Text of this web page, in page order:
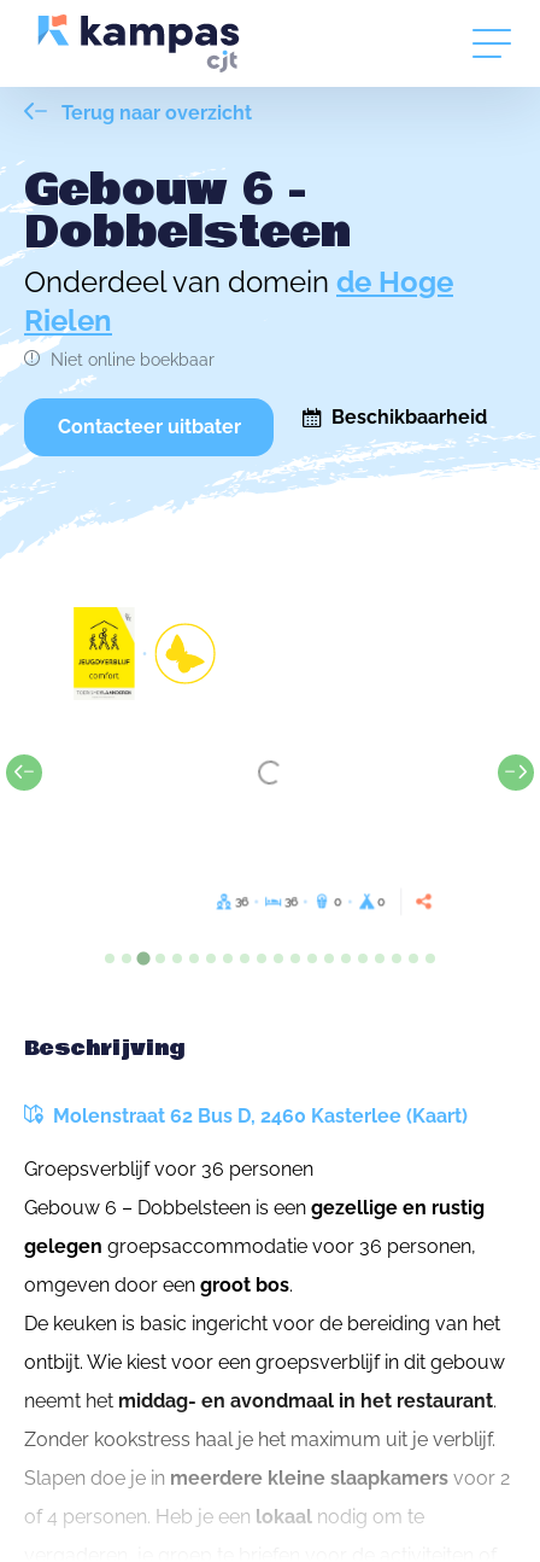
Terug naar overzicht
Gebouw 6 -
Dobbelsteen
Onderdeel van domein de Hoge
Rielen
Niet online boekbaar
Contacteer uitbater Beschikbaarheid
36 36 0 0
Beschrijving
Molenstraat 62 Bus D, 2460 Kasterlee (Kaart)
Groepsverblijf voor 36 personen
Gebouw 6 – Dobbelsteen is een gezellige en rustig
gelegen groepsaccommodatie voor 36 personen,
omgeven door een groot bos.
De keuken is basic ingericht voor de bereiding van het
ontbijt. Wie kiest voor een groepsverblijf in dit gebouw
neemt het middag- en avondmaal in het restaurant.
Zonder kookstress haal je het maximum uit je verblijf.
Slapen doe je in meerdere kleine slaapkamers voor 2
of 4 personen. Heb je een lokaal nodig om te